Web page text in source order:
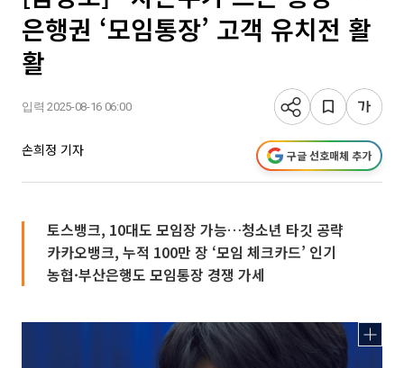
은행권 ‘모임통장’ 고객 유치전 활
활
입력 2025-08-16 06:00
손희정 기자 구글 선호매체 추가
토스뱅크, 10대도 모임장 가능…청소년 타깃 공략
카카오뱅크, 누적 100만 장 ‘모임 체크카드’ 인기
농협·부산은행도 모임통장 경쟁 가세